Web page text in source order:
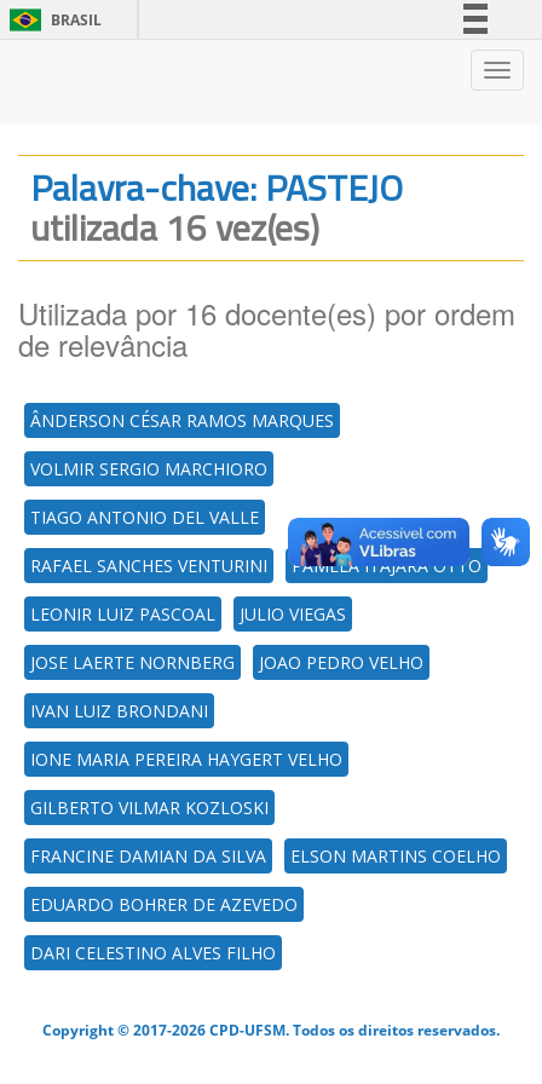
BRASIL
Legislação
Palavra-chave: PASTEJO
utilizada 16 vez(es)
Utilizada por 16 docente(es) por ordem
de relevância
ÂNDERSON CÉSAR RAMOS MARQUES
VOLMIR SERGIO MARCHIORO
TIAGO ANTONIO DEL VALLE
RAFAEL SANCHES VENTURINI PAMELA ITAJARA OTTO
LEONIR LUIZ PASCOAL JULIO VIEGAS
JOSE LAERTE NORNBERG JOAO PEDRO VELHO
IVAN LUIZ BRONDANI
IONE MARIA PEREIRA HAYGERT VELHO
GILBERTO VILMAR KOZLOSKI
FRANCINE DAMIAN DA SILVA ELSON MARTINS COELHO
EDUARDO BOHRER DE AZEVEDO
DARI CELESTINO ALVES FILHO
Copyright © 2017-2026 CPD-UFSM. Todos os direitos reservados.